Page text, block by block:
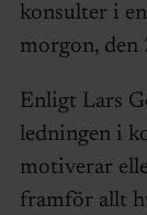
konsulter i
morgon, den
Enligt Lars
ledningen i
motiverar
framför allt